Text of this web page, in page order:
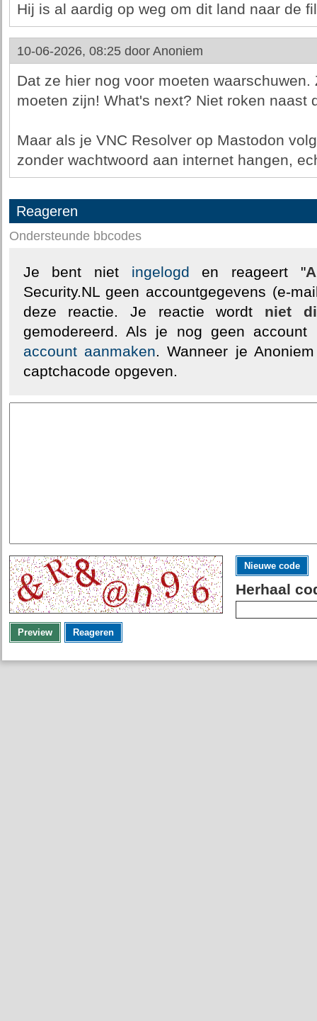
Hij is al aardig op weg om dit land naar de
10-06-2026, 08:25 door Anoniem
Dat ze hier nog voor moeten
moeten zijn! What's next? Niet roken naast
Maar als je VNC Resolver op Mastodon
zonder wachtwoord aan internet hangen,
Reageren
Ondersteunde bbcodes
Je bent niet ingelogd en reageert "
Security.NL geen accountgegevens (e-
deze reactie. Je reactie wordt niet
gemodereerd. Als je nog geen
account aanmaken. Wanneer je
captchacode opgeven.
Nieuwe code
Herhaal
Preview Reageren